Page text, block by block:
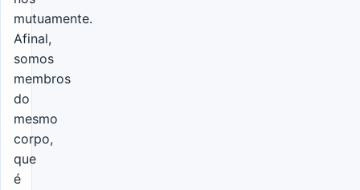
mutuamente.
Afinal,
somos
membros
do
mesmo
corpo,
que
é